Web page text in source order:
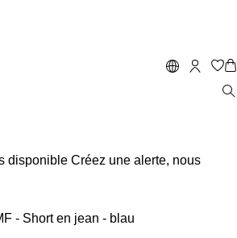
disponible Créez une alerte, nous
- Short en jean - blau